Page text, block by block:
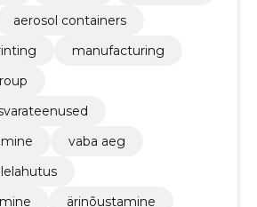
aerosol containers
manufacturing
vaba aeg
ärinõustamine